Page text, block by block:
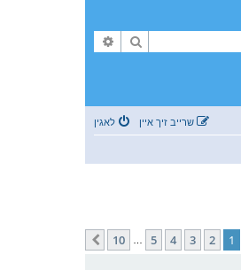
זוך
לאגין שרייב זיך איין
1
2
3
4
5
10
קומענדיגע